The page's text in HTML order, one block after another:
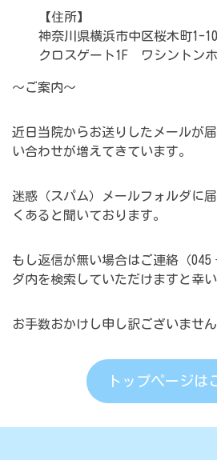
【住所】
神奈川県横浜市中区桜木町1-
クロスゲート1F ワシントン
～ご案内～
近日当院からお送りしたメールが
い合わせが増えてきています。
迷惑（スパム）メールフォルダに
くあると聞いております。
もし返信が無い場合はご連絡（
ダ内を検索していただけますと幸い
お手数おかけし申し訳ございません
トップページは